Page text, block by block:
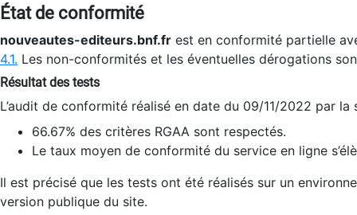
État de conformité
nouveautes-editeurs.bnf.fr est en conformité partielle
4.1. Les non-conformités et les éventuelles dérogations
Résultat des tests
L’audit de conformité réalisé en date du 09/11/2022 par
66.67% des critères RGAA sont respectés.
Le taux moyen de conformité du service en ligne
Il est précisé que les tests ont été réalisés sur un
version publique du site.